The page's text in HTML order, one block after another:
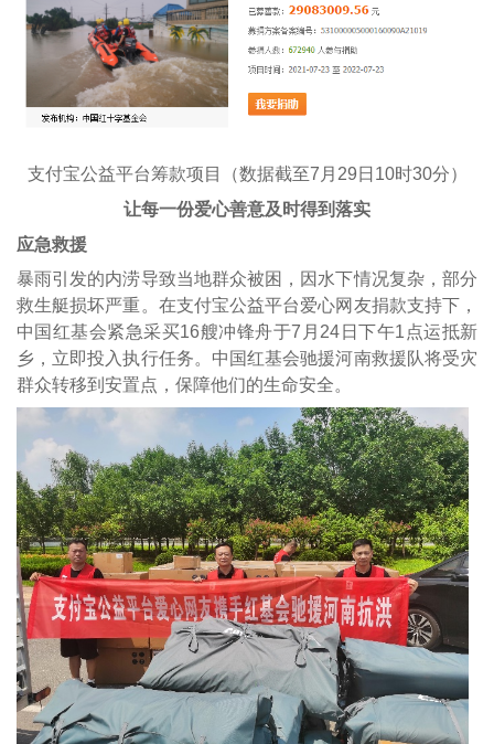
支付宝公益平台筹款项目（数据截至7月29日10时30分）
让每一份爱心善意及时得到落实
应急救援
暴雨引发的内涝导致当地群众被困，因水下情况复杂，部分
救生艇损坏严重。在支付宝公益平台爱心网友捐款支持下，
中国红基会紧急采买16艘冲锋舟于7月24日下午1点运抵新
乡，立即投入执行任务。中国红基会驰援河南救援队将受灾
群众转移到安置点，保障他们的生命安全。